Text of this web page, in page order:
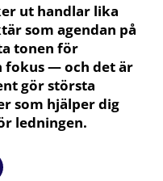
ut handlar lika
som agendan på
tonen för
fokus — och det är
gör största
som hjälper dig
ledningen.